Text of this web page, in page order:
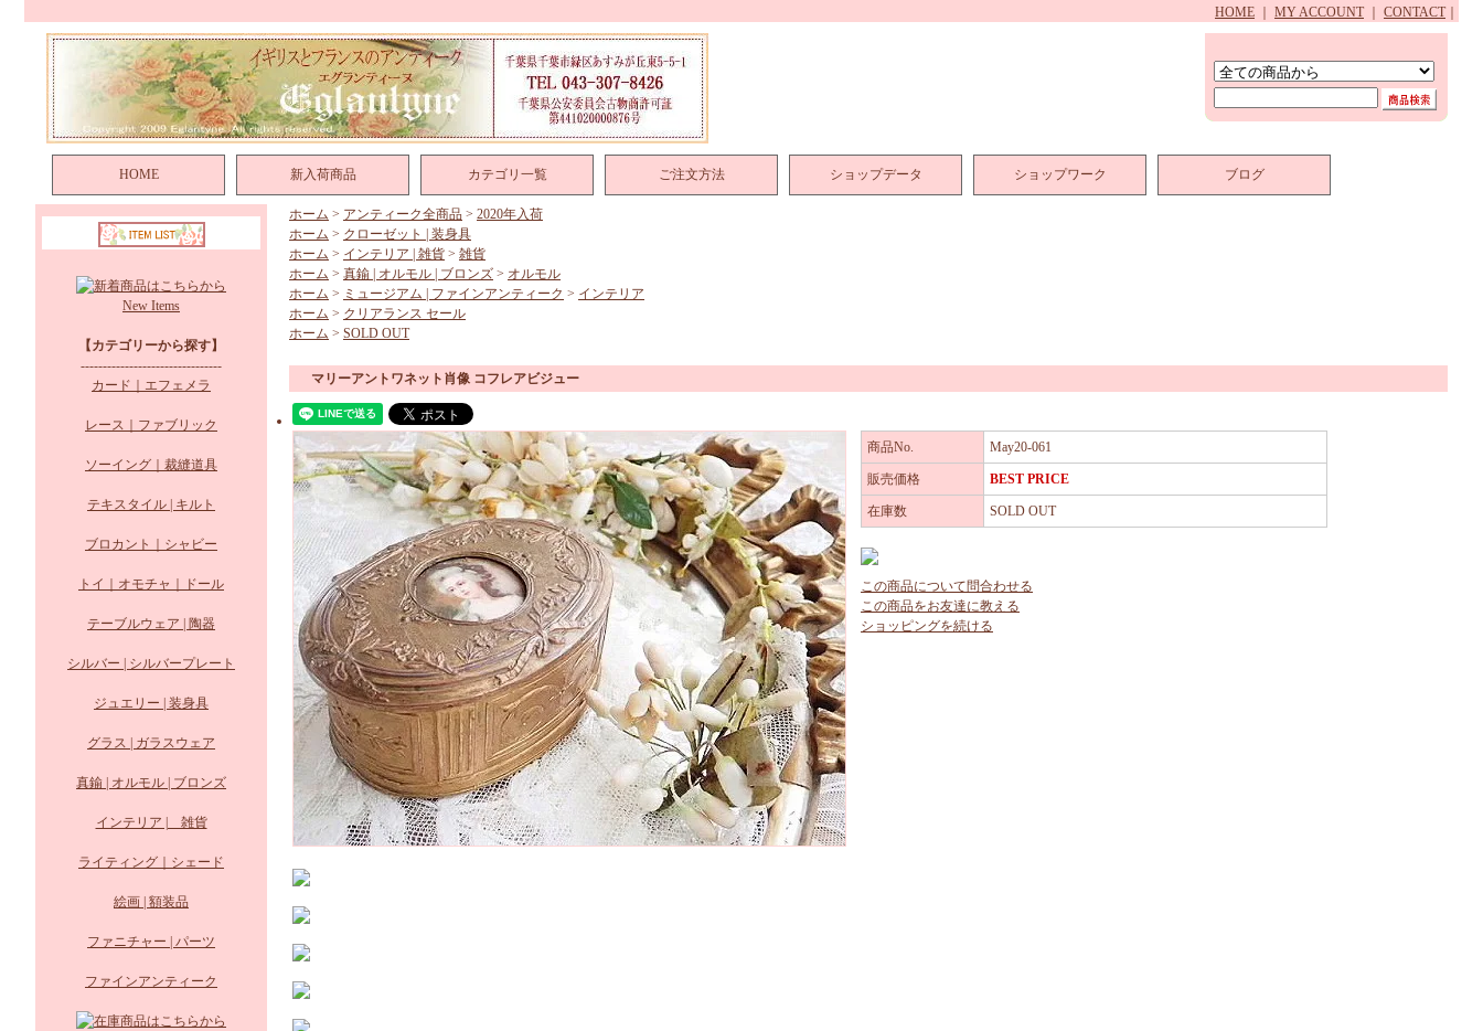
HOME MY ACCOUNT CONTACT
HOME 新入荷商品 カテゴリ一覧 ご注文方法 ショップデータ ショップワーク ブログ
New Items
【カテゴリーから探す】
--------------------------------
カード｜エフェメラ
レース｜ファブリック
ソーイング｜裁縫道具
テキスタイル | キルト
ブロカント｜シャビー
トイ｜オモチャ｜ドール
テーブルウェア | 陶器
シルバー | シルバープレート
ジュエリー | 装身具
グラス | ガラスウェア
真鍮 | オルモル | ブロンズ
インテリア | 雑貨
ライティング｜シェード
絵画 | 額装品
ファニチャー | パーツ
ファインアンティーク
ホーム > アンティーク全商品 > 2020年入荷
ホーム > クローゼット | 装身具
ホーム > インテリア | 雑貨 > 雑貨
ホーム > 真鍮 | オルモル | ブロンズ > オルモル
ホーム > ミュージアム | ファインアンティーク > インテリア
ホーム > クリアランス セール
ホーム > SOLD OUT
マリーアントワネット肖像 コフレアビジュー
商品No. May20-061
販売価格 BEST PRICE
在庫数 SOLD OUT
この商品について問合わせる
この商品をお友達に教える
ショッピングを続ける